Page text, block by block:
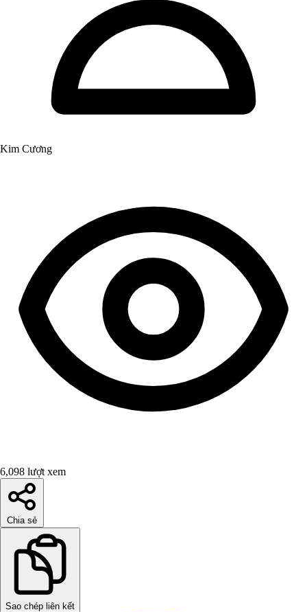
Kim Cương
6,098 lượt xem
Chia sẻ
Sao chép liên kết